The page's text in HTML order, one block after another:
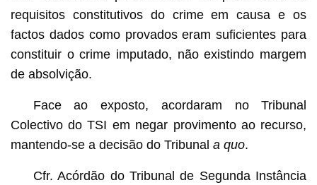
requisitos constitutivos do crime em causa e os
factos dados como provados eram suficientes para
constituir o crime imputado, não existindo margem
de absolvição.
Face ao exposto, acordaram no Tribunal
Colectivo do TSI em negar provimento ao recurso,
mantendo-se a decisão do Tribunal a quo.
Cfr. Acórdão do Tribunal de Segunda Instância